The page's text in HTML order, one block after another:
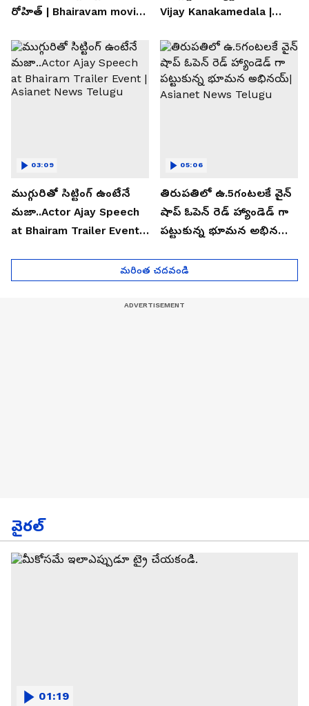
రోహిత్ | Bhairavam movie |
Vijay Kanakamedala |
ముగ్గురితో సిట్టింగ్ ఉంటేనే
మజా..Actor Ajay Speech
at Bhairam Trailer Event |
03:09
తిరుపతిలో ఉ.5గంటలకే వైన్
షాప్ ఓపెన్ రెడ్ హ్యాండెడ్ గా
పట్టుకున్న భూమన అభినయ్|
05:06
మరింత చదవండి
వైరల్
01:19